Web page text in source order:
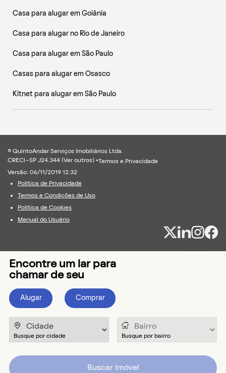
Casa para alugar em Goiânia
Casa para alugar no Rio de Janeiro
Casa para alugar em São Paulo
Casas para alugar em Osasco
Kitnet para alugar em São Paulo
® QuintoAndar Serviços Imobiliários Ltda.
CRECI-SP J24.344 (Ver outros ) • Termos e Privacidade
Versão: 06/11/2019 12:32
Política de Privacidade
Termos e Condições de Uso
Política de Cookies
Manual do Usuário
Encontre um lar para
chamar de seu
Alugar Comprar
Buscar imóvel